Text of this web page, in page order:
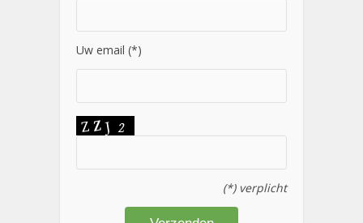
Uw email (*)
(*) verplicht